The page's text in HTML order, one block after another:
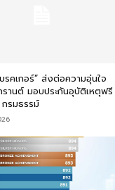
รคเกอร์” ส่งต่อความอุ่นใจ
านต์ มอบประกันอุบัติเหตุฟรี
รมธรรม์